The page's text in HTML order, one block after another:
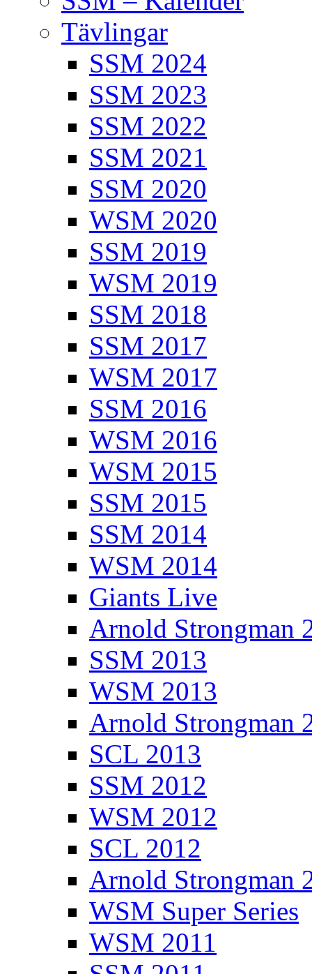
Tävlingar
SSM 2024
SSM 2023
SSM 2022
SSM 2021
SSM 2020
WSM 2020
SSM 2019
WSM 2019
SSM 2018
SSM 2017
WSM 2017
SSM 2016
WSM 2016
WSM 2015
SSM 2015
SSM 2014
WSM 2014
Giants Live
Arnold Strongman
SSM 2013
WSM 2013
Arnold Strongman
SCL 2013
SSM 2012
WSM 2012
SCL 2012
Arnold Strongman
WSM Super Series
WSM 2011